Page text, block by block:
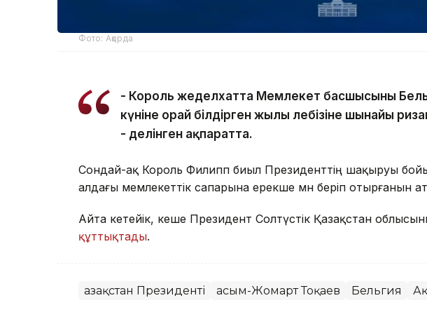
Фото: Ақорда
- Король жеделхатта Мемлекет басшысының
күніне орай білдірген жылы лебізіне шынайы
- делінген ақпаратта.
Сондай-ақ Король Филипп биыл Президенттің шақыруы
алдағы мемлекеттік сапарына ерекше мән беріп отырғанын
Айта кетейік, кеше Президент Солтүстік Қазақстан
құттықтады.
Қазақстан Президенті Қасым-Жомарт Тоқаев Бельгия